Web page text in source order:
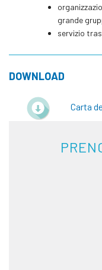
grande
servizio
DOWNLOAD
Carta